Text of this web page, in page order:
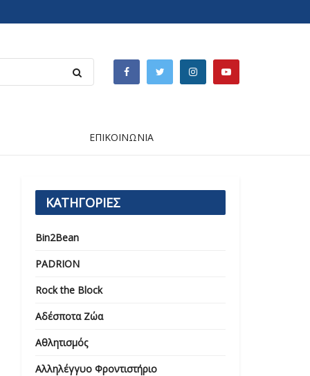
ΕΠΙΚΟΙΝΩΝΙΑ
ΚΑΤΗΓΟΡΙΕΣ
Bin2Bean
PADRION
Rock the Block
Αδέσποτα Ζώα
Αθλητισμός
Αλληλέγγυο Φροντιστήριο